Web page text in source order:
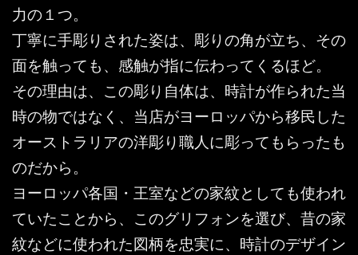
力の１つ。
丁寧に手彫りされた姿は、彫りの角が立ち、その
面を触っても、感触が指に伝わってくるほど。
その理由は、この彫り自体は、時計が作られた当
時の物ではなく、当店がヨーロッパから移民した
オーストラリアの洋彫り職人に彫ってもらったも
のだから。
ヨーロッパ各国・王室などの家紋としても使われ
ていたことから、このグリフォンを選び、昔の家
紋などに使われた図柄を忠実に、時計のデザイン